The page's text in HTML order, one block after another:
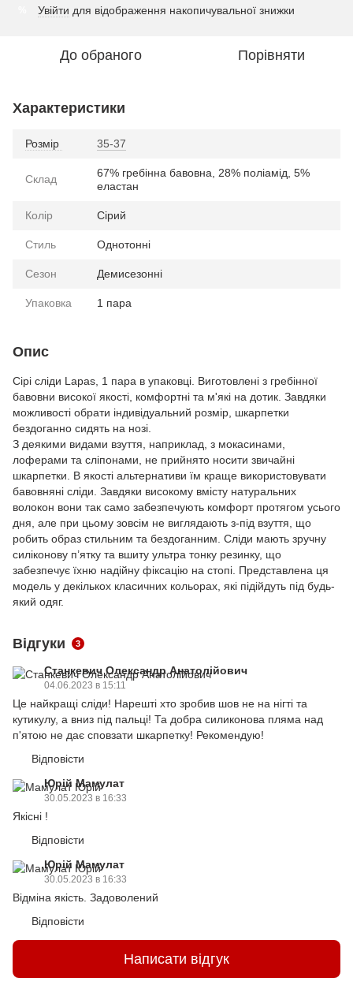
Увійти для відображення накопичувальної знижки
До обраного Порівняти
Характеристики
Розмір 35-37
Склад
67% гребінна бавовна, 28% поліамід, 5%
еластан
Колір Сірий
Стиль Однотонні
Сезон Демисезонні
Упаковка 1 пара
Опис
Сірі сліди Lapas, 1 пара в упаковці. Виготовлені з гребінної
бавовни високої якості, комфортні та м'які на дотик. Завдяки
можливості обрати індивідуальний розмір, шкарпетки
бездоганно сидять на нозі.
З деякими видами взуття, наприклад, з мокасинами,
лоферами та сліпонами, не прийнято носити звичайні
шкарпетки. В якості альтернативи їм краще використовувати
бавовняні сліди. Завдяки високому вмісту натуральних
волокон вони так само забезпечують комфорт протягом усього
дня, але при цьому зовсім не виглядають з-під взуття, що
робить образ стильним та бездоганним. Сліди мають зручну
силіконову п’ятку та вшиту ультра тонку резинку, що
забезпечує їхню надійну фіксацію на стопі. Представлена ця
модель у декількох класичних кольорах, які підійдуть під будь-
який одяг.
Відгуки 3
Станкевич Олександр Анатолійович
04.06.2023 в 15:11
Це найкращі сліди! Нарешті хто зробив шов не на нігті та
кутикулу, а вниз під пальці! Та добра силиконова пляма над
п'ятою не дає сповзати шкарпетку! Рекомендую!
Відповісти
Юрій Мамулат
30.05.2023 в 16:33
Якісні !
Відповісти
Юрій Мамулат
30.05.2023 в 16:33
Відміна якість. Задоволений
Відповісти
Написати відгук